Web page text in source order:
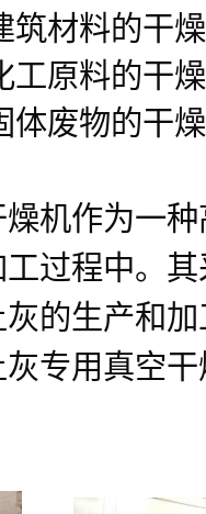
筑材料的干
工原料的干
体废物的干
机作为一
过程中。
的生产和
专用真空